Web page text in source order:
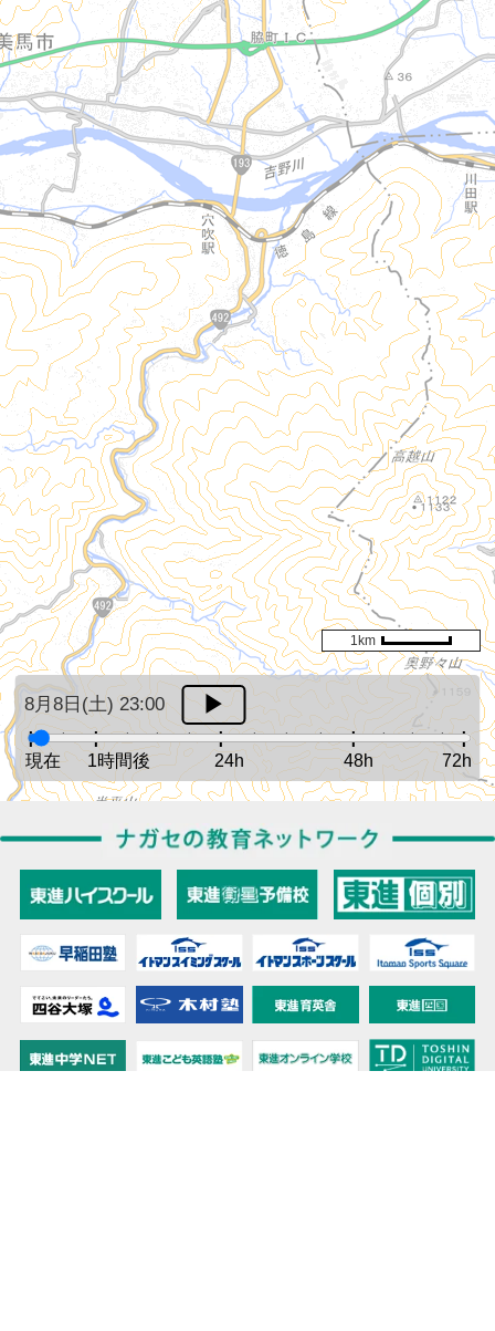
8月8日(土) 23:00
現在 1時間後 24h 48h 72h
1km